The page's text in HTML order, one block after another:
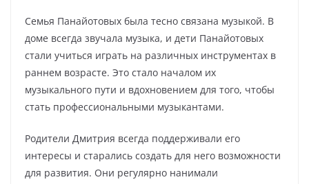
Семья Панайотовых была тесно связана музыкой. В
доме всегда звучала музыка, и дети Панайотовых
стали учиться играть на различных инструментах в
раннем возрасте. Это стало началом их
музыкального пути и вдохновением для того, чтобы
стать профессиональными музыкантами.
Родители Дмитрия всегда поддерживали его
интересы и старались создать для него возможности
для развития. Они регулярно нанимали